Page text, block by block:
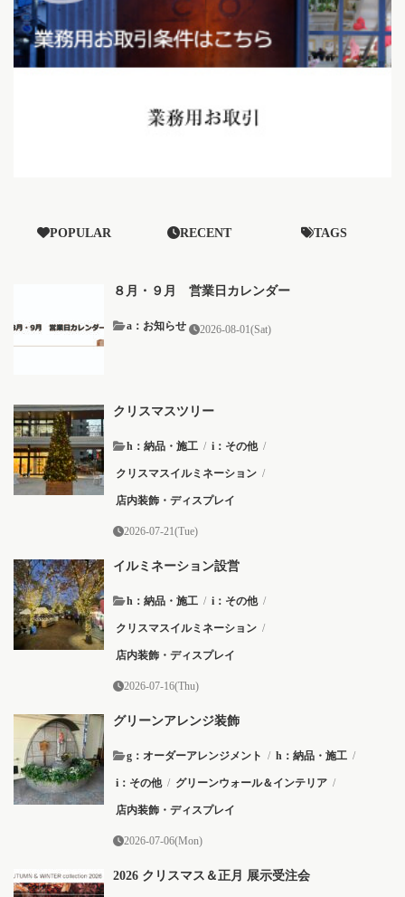
POPULAR RECENT TAGS
８月・９月 営業日カレンダー
a：お知らせ 2026-08-01(Sat)
クリスマスツリー
h：納品・施工 / i：その他 /
クリスマスイルミネーション /
店内装飾・ディスプレイ
2026-07-21(Tue)
イルミネーション設営
h：納品・施工 / i：その他 /
クリスマスイルミネーション /
店内装飾・ディスプレイ
2026-07-16(Thu)
グリーンアレンジ装飾
g：オーダーアレンジメント / h：納品・施工 /
i：その他 / グリーンウォール＆インテリア /
店内装飾・ディスプレイ
2026-07-06(Mon)
2026 クリスマス＆正月 展示受注会